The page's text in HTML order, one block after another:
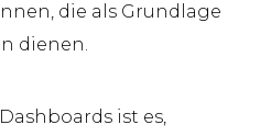
die als Grundlage
dienen.
ist es,